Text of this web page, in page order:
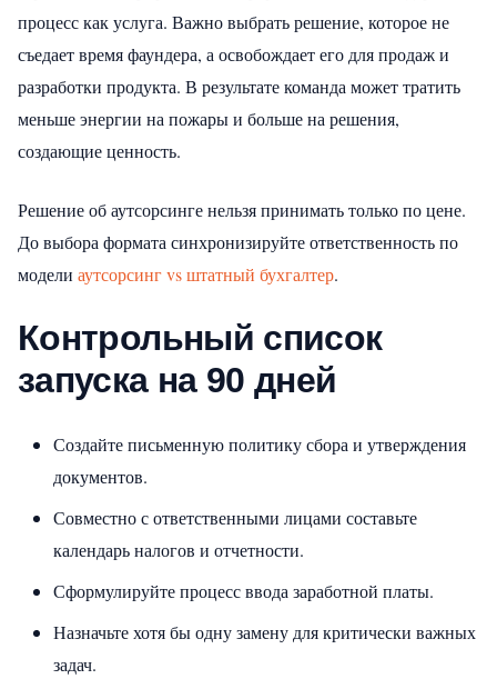
процесс как услуга. Важно выбрать решение, которое не
съедает время фаундера, а освобождает его для продаж и
разработки продукта. В результате команда может тратить
меньше энергии на пожары и больше на решения,
создающие ценность.
Решение об аутсорсинге нельзя принимать только по цене.
До выбора формата синхронизируйте ответственность по
модели аутсорсинг vs штатный бухгалтер.
Контрольный список
запуска на 90 дней
Создайте письменную политику сбора и утверждения
документов.
Совместно с ответственными лицами составьте
календарь налогов и отчетности.
Сформулируйте процесс ввода заработной платы.
Назначьте хотя бы одну замену для критически важных
задач.